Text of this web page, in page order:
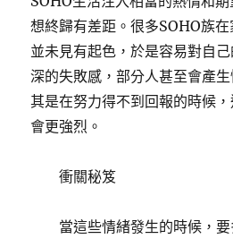
想終歸有差距。很多SOHO族
並未見有起色，於是容易對自
深的失敗感，部分人甚至會產
其是在努力得不到回報的時候
會更強烈。
衝關秘笈
當這些情緒發生的時候，要